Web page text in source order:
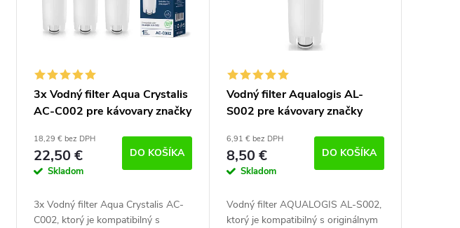
3x Vodný filter Aqua Crystalis
AC-C002 pre kávovary značky
C002)
18,29 € bez DPH
22,50 €
Skladom
DO KOŠÍKA
3x Vodný filter Aqua Crystalis AC-
C002, ktorý je kompatibilný s
Vodný filter Aqualogis AL-
S002 pre kávovary značky
C002)
6,91 € bez DPH
8,50 €
Skladom
DO KOŠÍKA
Vodný filter AQUALOGIS AL-S002,
ktorý je kompatibilný s originálnym